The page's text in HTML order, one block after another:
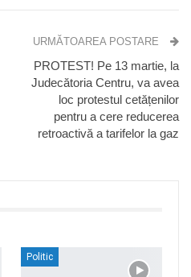
URMĂTOAREA POSTARE
PROTEST! Pe 13 martie, la
Judecătoria Centru, va avea
loc protestul cetățenilor
pentru a cere reducerea
retroactivă a tarifelor la gaz
Politic